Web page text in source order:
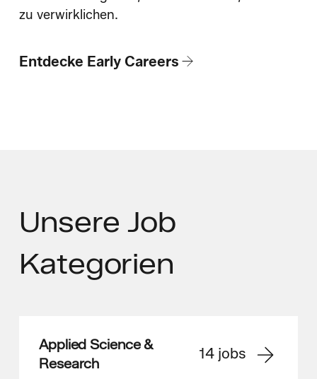
zu verwirklichen.
Entdecke Early Careers
Unsere Job
Kategorien
Applied Science &
Research
14 jobs